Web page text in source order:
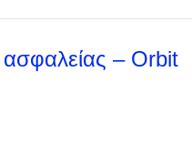
– Orbit